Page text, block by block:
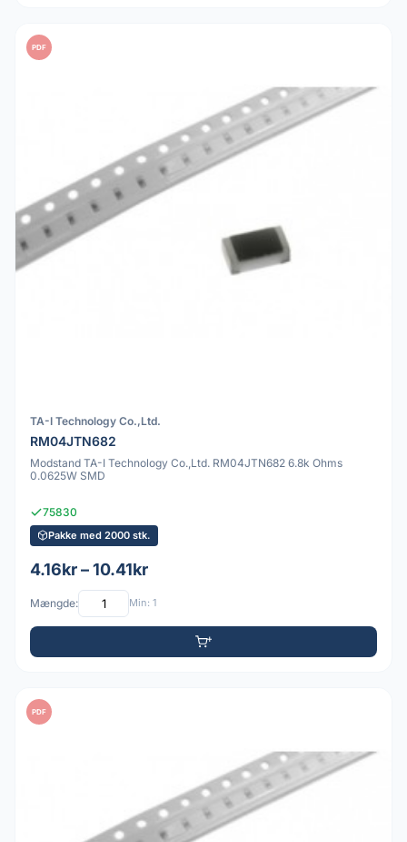
PDF
TA-I Technology Co.,Ltd.
RM04JTN682
Modstand TA-I Technology Co.,Ltd. RM04JTN682 6.8k Ohms
0.0625W SMD
75830
Pakke med 2000 stk.
4.16kr – 10.41kr
Mængde: Min: 1
PDF